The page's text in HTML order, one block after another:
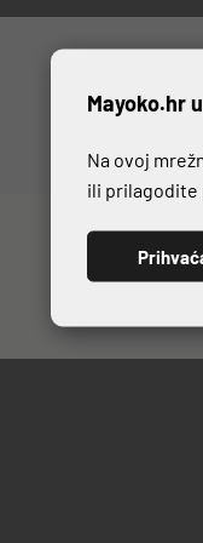
Mayoko.hr
Na ovoj
ili prilagodite